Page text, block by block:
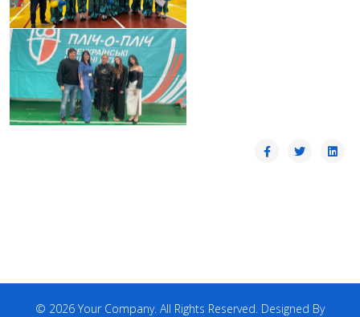
© 2026 Your Company. All Rights Reserved. Designed By